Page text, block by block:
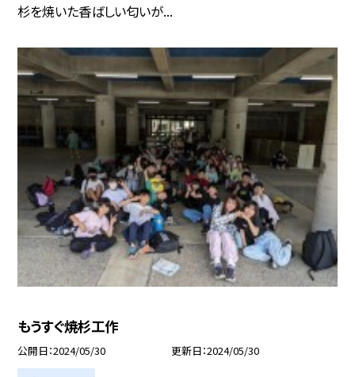
杉を焼いた香ばしい匂いが...
もうすぐ焼杉工作
公開日 2024/05/30 更新日 2024/05/30